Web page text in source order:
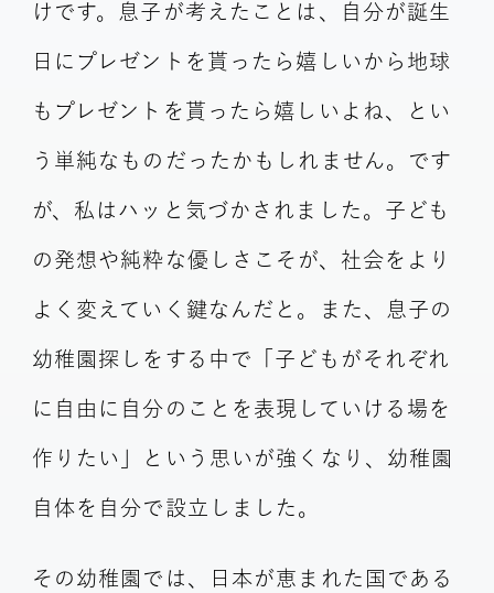
けです。息子が考えたことは、自分が誕生
日にプレゼントを貰ったら嬉しいから地球
もプレゼントを貰ったら嬉しいよね、とい
う単純なものだったかもしれません。です
が、私はハッと気づかされました。子ども
の発想や純粋な優しさこそが、社会をより
よく変えていく鍵なんだと。また、息子の
幼稚園探しをする中で「子どもがそれぞれ
に自由に自分のことを表現していける場を
作りたい」という思いが強くなり、幼稚園
自体を自分で設立しました。
その幼稚園では、日本が恵まれた国である